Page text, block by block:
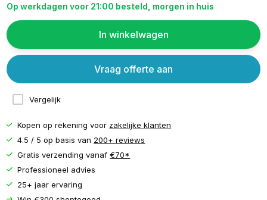
Op werkdagen voor 21:00 besteld, morgen in huis
In winkelwagen
Vergelijk
Vraag offerte aan
Kopen op rekening voor zakelijke klanten
4.5 / 5 op basis van 200+ reviews
Gratis verzending vanaf€70*
Professioneel advies
25+ jaar ervaring